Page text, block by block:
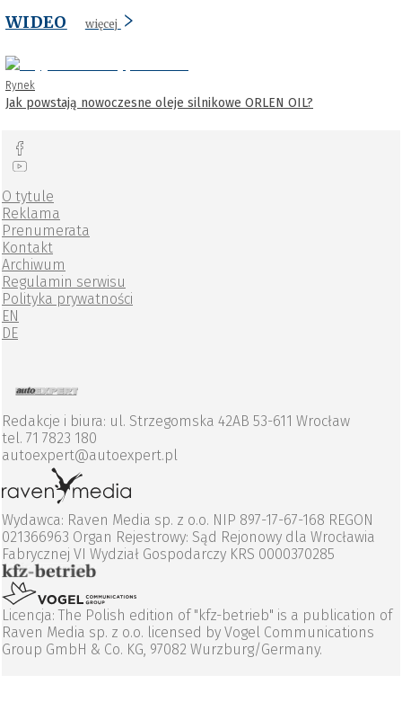
WIDEO więcej
Rynek
Jak powstają nowoczesne oleje silnikowe ORLEN OIL?
O tytule
Reklama
Prenumerata
Kontakt
Archiwum
Regulamin serwisu
Polityka prywatności
EN
DE
Redakcje i biura: ul. Strzegomska 42AB 53-611 Wrocław
tel. 71 7823 180
autoexpert@autoexpert.pl
Wydawca: Raven Media sp. z o.o. NIP 897-17-67-168 REGON
021366963 Organ Rejestrowy: Sąd Rejonowy dla Wrocławia
Fabrycznej VI Wydział Gospodarczy KRS 0000370285
Licencja: The Polish edition of "kfz-betrieb" is a publication of
Raven Media sp. z o.o. licensed by Vogel Communications
Group GmbH & Co. KG, 97082 Wurzburg/Germany.